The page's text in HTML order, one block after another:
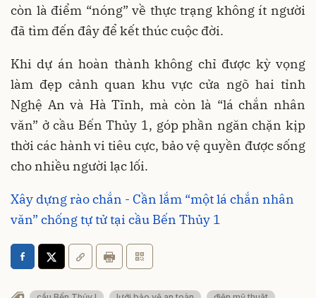
còn là điểm “nóng” về thực trạng không ít người
đã tìm đến đây để kết thúc cuộc đời.
Khi dự án hoàn thành không chỉ được kỳ vọng
làm đẹp cảnh quan khu vực cửa ngõ hai tỉnh
Nghệ An và Hà Tĩnh, mà còn là “lá chắn nhân
văn” ở cầu Bến Thủy 1, góp phần ngăn chặn kịp
thời các hành vi tiêu cực, bảo vệ quyền được sống
cho nhiều người lạc lối.
Xây dựng rào chắn - Cần lắm “một lá chắn nhân
văn” chống tự tử tại cầu Bến Thủy 1